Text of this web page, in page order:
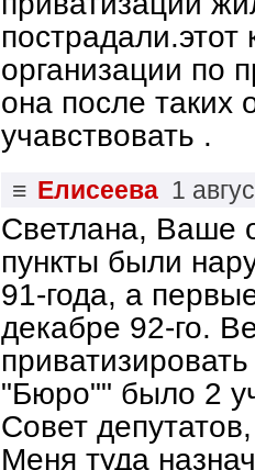
организации по
она после
учавствовать .
≡ Елисеева 1
Светлана, Ваше
пункты были
91-года, а
декабре 92-го.
"Бюро"" было 2
Совет
Меня туда